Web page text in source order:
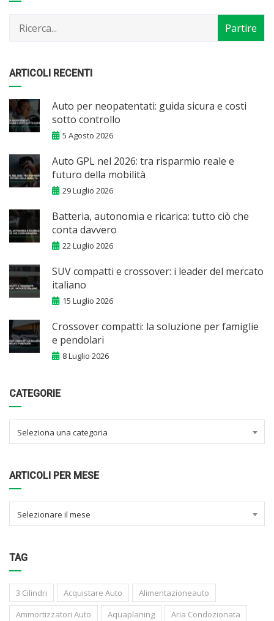
ARTICOLI RECENTI
Auto per neopatentati: guida sicura e costi
sotto controllo
5 Agosto 2026
Auto GPL nel 2026: tra risparmio reale e
futuro della mobilità
29 Luglio 2026
Batteria, autonomia e ricarica: tutto ciò che
conta davvero
22 Luglio 2026
SUV compatti e crossover: i leader del mercato
italiano
15 Luglio 2026
Crossover compatti: la soluzione per famiglie
e pendolari
8 Luglio 2026
CATEGORIE
Seleziona una categoria
ARTICOLI PER MESE
Selezionare il mese
TAG
3 Cilindri Acquistare Auto
Alimentazioneauto
Ammortizzatori Auto
Aquaplaning
Aria Condozionata